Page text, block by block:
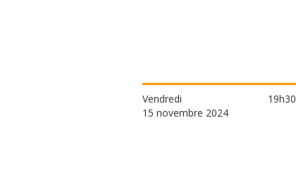
19h30
Vendredi
15 novembre 2024